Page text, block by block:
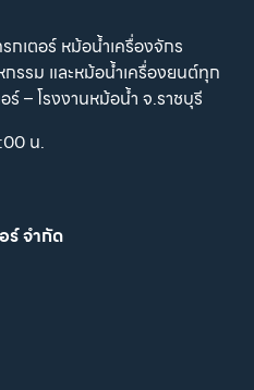
เตอร์ หม้อน้ำเครื่องจักร
รรม และหม้อน้ำเครื่องยนต์ทุก
ร์ – โรงงานหม้อน้ำ จ.ราชบุรี
น.
ร์ จำกัด